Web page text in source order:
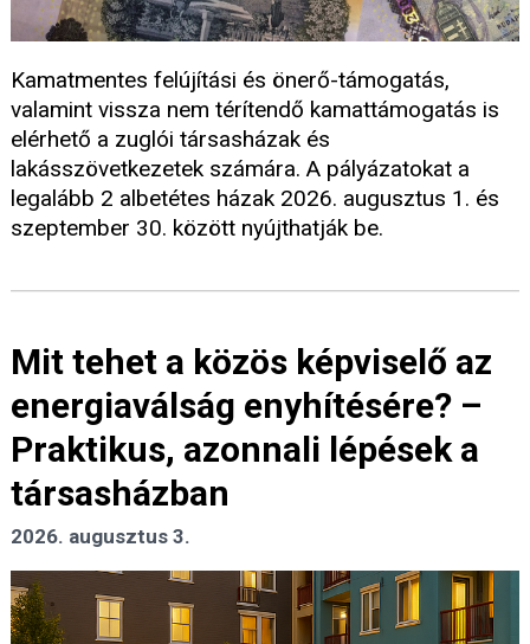
Kamatmentes felújítási és önerő-támogatás,
valamint vissza nem térítendő kamattámogatás is
elérhető a zuglói társasházak és
lakásszövetkezetek számára. A pályázatokat a
legalább 2 albetétes házak 2026. augusztus 1. és
szeptember 30. között nyújthatják be.
Mit tehet a közös képviselő az
energiaválság enyhítésére? –
Praktikus, azonnali lépések a
társasházban
2026. augusztus 3.